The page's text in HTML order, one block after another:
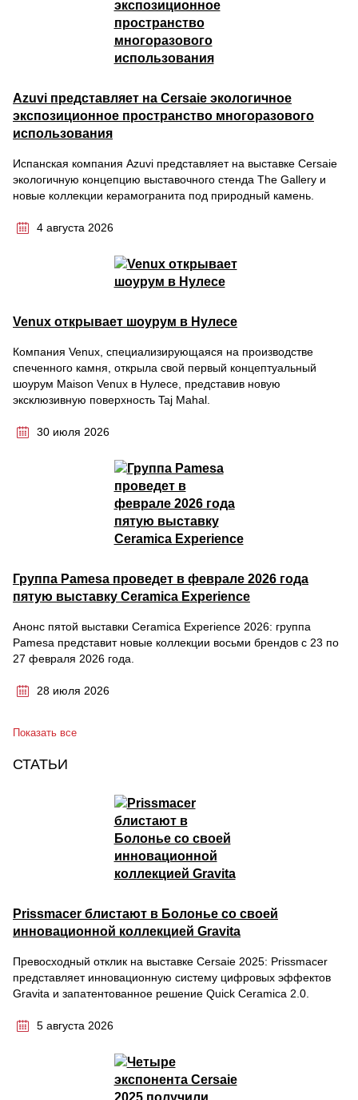
Azuvi представляет на Cersaie экологичное
экспозиционное пространство многоразового
использования
Испанская компания Azuvi представляет на выставке Cersaie
экологичную концепцию выставочного стенда The Gallery и
новые коллекции керамогранита под природный камень.
4 августа 2026
Venux открывает шоурум в Нулесе
Компания Venux, специализирующаяся на производстве
спеченного камня, открыла свой первый концептуальный
шоурум Maison Venux в Нулесе, представив новую
эксклюзивную поверхность Taj Mahal.
30 июля 2026
Группа Pamesa проведет в феврале 2026 года
пятую выставку Ceramica Experience
Анонс пятой выставки Ceramica Experience 2026: группа
Pamesa представит новые коллекции восьми брендов с 23 по
27 февраля 2026 года.
28 июля 2026
Показать все
СТАТЬИ
Prissmacer блистают в Болонье со своей
инновационной коллекцией Gravita
Превосходный отклик на выставке Cersaie 2025: Prissmacer
представляет инновационную систему цифровых эффектов
Gravita и запатентованное решение Quick Ceramica 2.0.
5 августа 2026